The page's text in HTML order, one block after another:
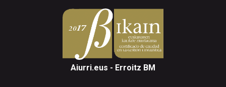
Aiurri.eus - Erroitz BM